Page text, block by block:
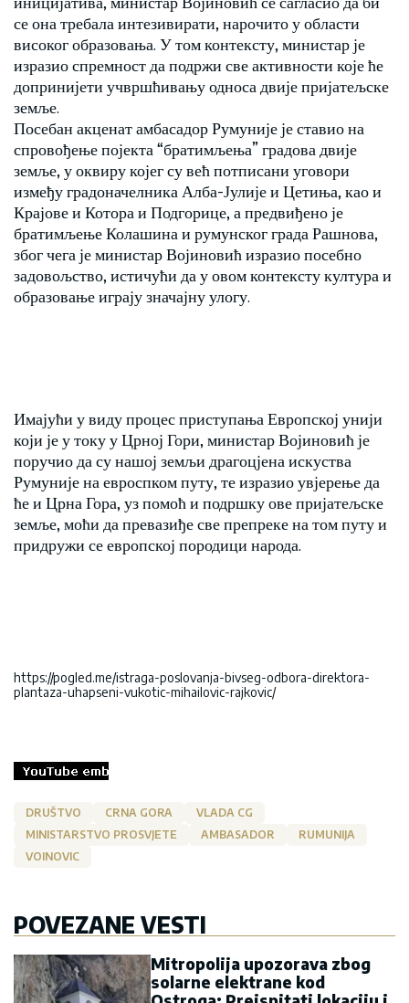
се она требала интезивирати, нарочито у области
високог образовања. У том контексту, министар је
изразио спремност да подржи све активности које ће
допринијети учвршћивању односа двије пријатељске
земље.
Посебан акценат амбасадор Румуније је ставио на
спровођење појекта “братимљења” градова двије
земље, у оквиру којег су већ потписани уговори
између градоначелника Алба-Јулије и Цетиња, као и
Крајове и Котора и Подгорице, а предвиђено је
братимљење Колашина и румунског града Рашнова,
због чега је министар Војиновић изразио посебно
задовољство, истичући да у овом контексту култура и
образовање играју значајну улогу.
Имајући у виду процес приступања Европској унији
који је у току у Црној Гори, министар Војиновић је
поручио да су нашој земљи драгоцјена искуства
Румуније на евроспком путу, те изразио увјерење да
ће и Црна Гора, уз помоћ и подршку ове пријатељске
земље, моћи да превазиђе све препреке на том путу и
придружи се европској породици народа.
https://pogled.me/istraga-poslovanja-bivseg-odbora-direktora-
plantaza-uhapseni-vukotic-mihailovic-rajkovic/
DRUŠTVO CRNA GORA
VLADA CG
MINISTARSTVO PROSVJETE
AMBASADOR
RUMUNIJA
VOINOVIC
POVEZANE VESTI
Mitropolija upozorava zbog
solarne elektrane kod